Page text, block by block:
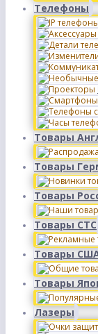
Телефоны
Товары
Товары
Товары
Товары СТС
Товары
Товары
Лазеры